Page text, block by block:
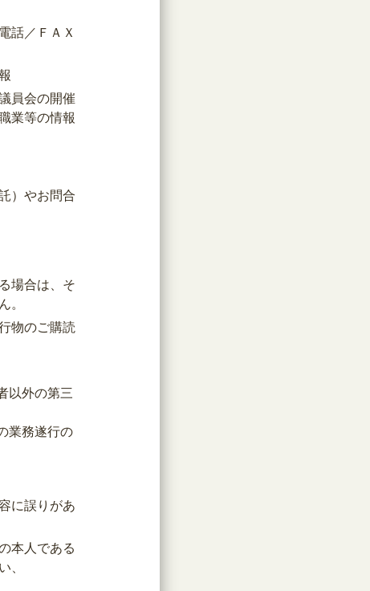
話／ＦＡＸ
員会の開催
業等の情報
）やお問合
場合は、そ
。
物のご購読
以外の第三
業務遂行の
に誤りがあ
本人である
、